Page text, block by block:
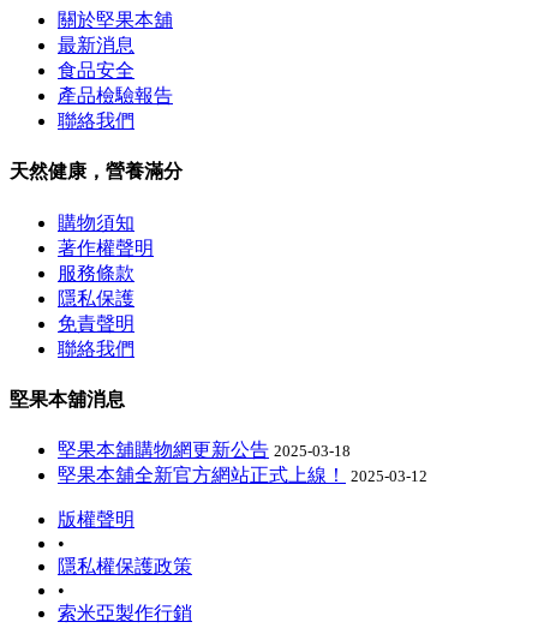
關於堅果本舖
最新消息
食品安全
產品檢驗報告
聯絡我們
天然健康，營養滿分
購物須知
著作權聲明
服務條款
隱私保護
免責聲明
聯絡我們
堅果本舖消息
堅果本舖購物網更新公告 2025-03-18
堅果本舖全新官方網站正式上線！ 2025-03-12
版權聲明
•
隱私權保護政策
•
索米亞製作行銷